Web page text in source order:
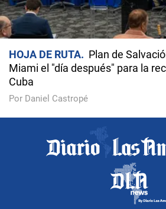
HOJA DE RUTA
Plan de
Miami el "día después" para la
Cuba
Por Daniel Castropé